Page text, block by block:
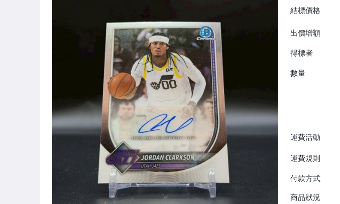
結標價格
出價增額
得標者
數量
運費活動
運費規則
付款方式
商品狀況